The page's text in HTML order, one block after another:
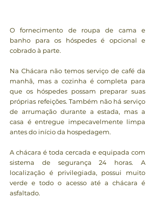
O fornecimento de roupa de cama e
banho para os hóspedes é opcional e
cobrado à parte.
Na Chácara não temos serviço de café da
manhã, mas a cozinha é completa para
que os hóspedes possam preparar suas
próprias refeições. Também não há serviço
de arrumação durante a estada, mas a
casa é entregue impecavelmente limpa
antes do início da hospedagem.
A chácara é toda cercada e equipada com
sistema de segurança 24 horas. A
localização é privilegiada, possui muito
verde e todo o acesso até a chácara é
asfaltado.